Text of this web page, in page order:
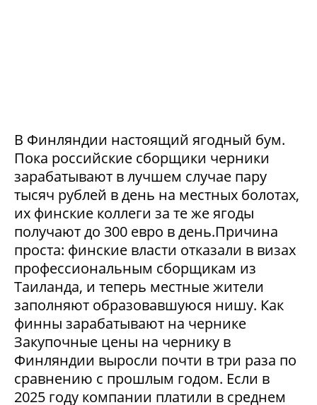
В Финляндии настоящий ягодный бум.
Пока российские сборщики черники
зарабатывают в лучшем случае пару
тысяч рублей в день на местных болотах,
их финские коллеги за те же ягоды
получают до 300 евро в день.Причина
проста: финские власти отказали в визах
профессиональным сборщикам из
Таиланда, и теперь местные жители
заполняют образовавшуюся нишу. Как
финны зарабатывают на чернике
Закупочные цены на чернику в
Финляндии выросли почти в три раза по
сравнению с прошлым годом. Если в
2025 году компании платили в среднем